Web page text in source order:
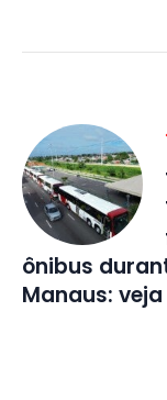
ônibus
Manaus: